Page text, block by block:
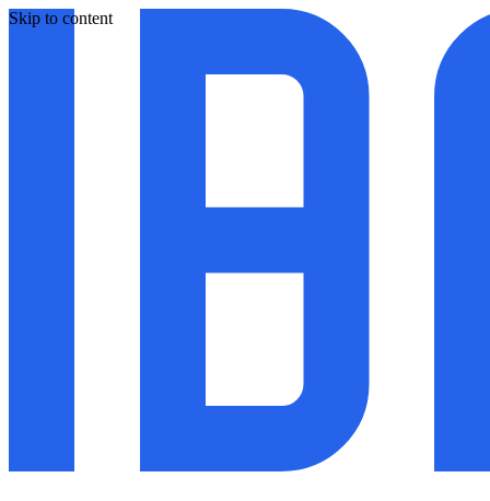
Skip to content